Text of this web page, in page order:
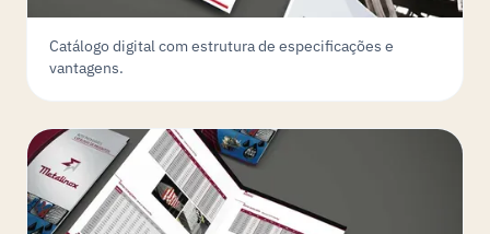
Catálogo digital com estrutura de especificações e
vantagens.